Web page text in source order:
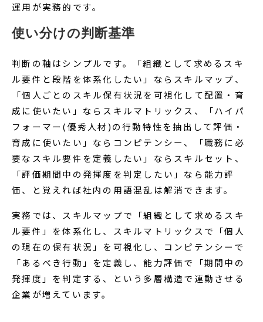
運用が実務的です。
使い分けの判断基準
判断の軸はシンプルです。「組織として求めるスキ
ル要件と段階を体系化したい」ならスキルマップ、
「個人ごとのスキル保有状況を可視化して配置・育
成に使いたい」ならスキルマトリックス、「ハイパ
フォーマー(優秀人材)の行動特性を抽出して評価・
育成に使いたい」ならコンピテンシー、「職務に必
要なスキル要件を定義したい」ならスキルセット、
「評価期間中の発揮度を判定したい」なら能力評
価、と覚えれば社内の用語混乱は解消できます。
実務では、スキルマップで「組織として求めるスキ
ル要件」を体系化し、スキルマトリックスで「個人
の現在の保有状況」を可視化し、コンピテンシーで
「あるべき行動」を定義し、能力評価で「期間中の
発揮度」を判定する、という多層構造で連動させる
企業が増えています。